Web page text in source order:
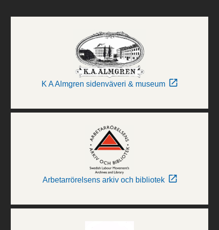
K A Almgren sidenväveri & museum
Arbetarrörelsens arkiv och bibliotek